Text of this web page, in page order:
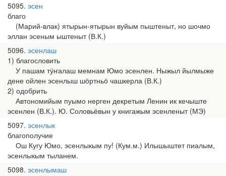
5095 эсен
благо
(Марий-влак) ятырын-ятырын вуйым пыштеныт, но шочмо
эллан эсеным ыштеныт (В.К.)
5096 эсенлаш
1) благословить
У пашам тӱҥалаш мемнам Юмо эсенлен. Ныжыл йылмыже
дене ойлен эсенлыш шӧртньӧ чашкерла (В.К.)
2) одобрить
Автономийым пуымо нерген декретым Ленин ик кечыште
эсенлен (В.К.). Ю. Соловьёвын у книгажым эсенленыт (МЭ)
5097 эсенлык
благополучие
Ош Кугу Юмо, эсенлыкым пу! (Кум.м.) Илышыштет пиалым,
эсенлыкым тыланем.
5098 эсенлымаш